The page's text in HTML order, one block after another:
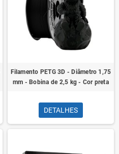
Filamento PETG 3D - Diâmetro 1,75
mm - Bobina de 2,5 kg - Cor preta
DETALHES